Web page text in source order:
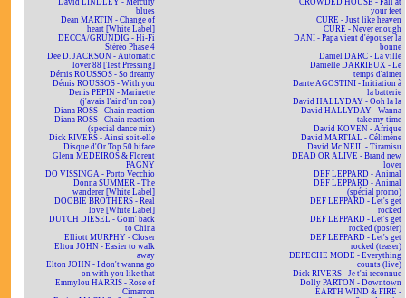
David LINDLEY - Mercury
blues
Dean MARTIN - Change of
heart [White Label]
DECCA/GRUNDIG - Hi-Fi
Stéréo Phase 4
Dee D. JACKSON - Automatic
lover 88 [Test Pressing]
Démis ROUSSOS - So dreamy
Démis ROUSSOS - With you
Denis PEPIN - Marinette
(j'avais l'air d'un con)
Diana ROSS - Chain reaction
Diana ROSS - Chain reaction
(special dance mix)
Dick RIVERS - Ainsi soit-elle
Disque d'Or Top 50 biface
Glenn MEDEIROS & Florent
PAGNY
DO VISSINGA - Porto Vecchio
Donna SUMMER - The
wanderer [White Label]
DOOBIE BROTHERS - Real
love [White Label]
DUTCH DIESEL - Goin' back
to China
Elliott MURPHY - Closer
Elton JOHN - Easier to walk
away
Elton JOHN - I don't wanna go
on with you like that
Emmylou HARRIS - Rose of
Cimarron
CROWDED HOUSE - Fall at
your feet
CURE - Just like heaven
CURE - Never enough
DANI - Papa vient d'épouser la
bonne
Daniel DARC - La ville
Danielle DARRIEUX - Le
temps d'aimer
Dante AGOSTINI - Initiation à
la batterie
David HALLYDAY - Ooh la la
David HALLYDAY - Wanna
take my time
David KOVEN - Afrique
David MARTIAL - Célimène
David Mc NEIL - Tiramisu
DEAD OR ALIVE - Brand new
lover
DEF LEPPARD - Animal
DEF LEPPARD - Animal
(spécial promo)
DEF LEPPARD - Let's get
rocked
DEF LEPPARD - Let's get
rocked (poster)
DEF LEPPARD - Let's get
rocked (teaser)
DEPECHE MODE - Everything
counts (live)
Dick RIVERS - Je t'ai reconnue
Dolly PARTON - Downtown
EARTH WIND & FIRE -